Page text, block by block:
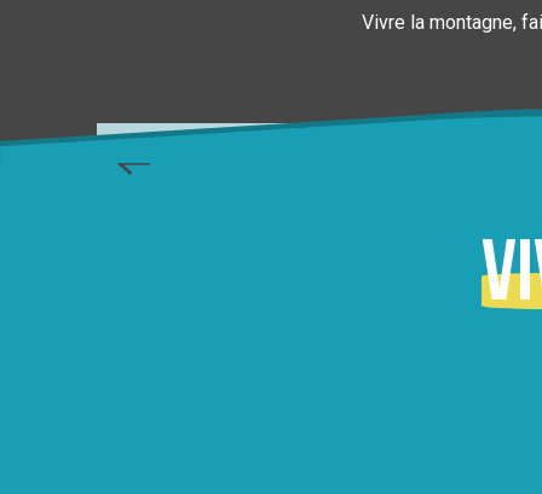
Vivre la montagne,